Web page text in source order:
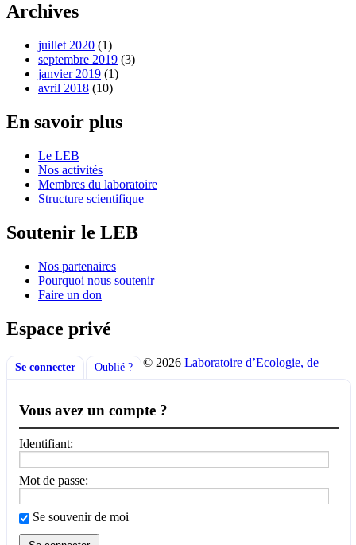
Archives
juillet 2020 (1)
septembre 2019 (3)
janvier 2019 (1)
avril 2018 (10)
En savoir plus
Le LEB
Nos activités
Membres du laboratoire
Structure scientifique
Soutenir le LEB
Nos partenaires
Pourquoi nous soutenir
Faire un don
Espace privé
Se connecter Oublié ?
Vous avez un compte ?
Identifiant:
Mot de passe:
Se souvenir de moi
© 2026 Laboratoire d’Ecologie, de